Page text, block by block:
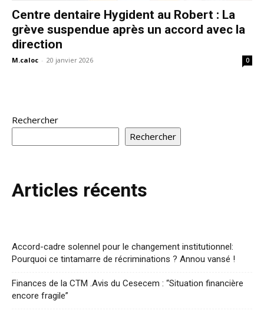
Centre dentaire Hygident au Robert : La
grève suspendue après un accord avec la
direction
M.caloc - 20 janvier 2026 0
Rechercher
Rechercher
Articles récents
Accord-cadre solennel pour le changement institutionnel:
Pourquoi ce tintamarre de récriminations ? Annou vansé !
Finances de la CTM .Avis du Cesecem : “Situation financière
encore fragile”